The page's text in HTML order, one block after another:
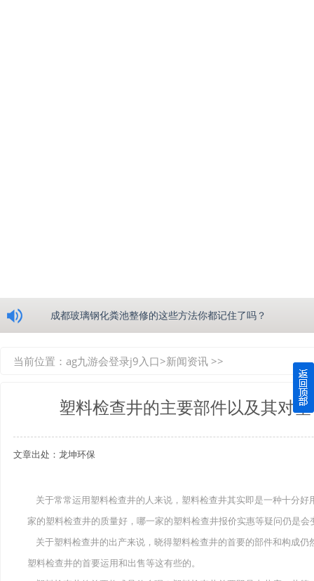
成都玻璃钢化粪池整修的这些方法你都记住了吗？
四川玻璃钢化粪池逐渐取代传统玻璃钢化粪池的这几点原因
关于重庆玻璃钢化粪池的这些基础知识你都记住了吗？
在安装绵阳玻璃钢化粪池时可能遇到这些难题
使用成都玻璃钢化粪池的七大好处你都记住了吗？
当前位置： ag九游会登录j9入口>新闻资讯 >>
塑料检查井的主要部件以及其对
文章出处：龙坤环保
关于常常运用塑料检查井的人来说，塑料检查井其实即是一种十分
家的塑料检查井的质量好，哪一家的塑料检查井报价实惠等疑问仍是
关于塑料检查井的出产来说，晓得塑料检查井的首要的部件和构成
塑料检查井的首要运用和出售等这有些的。